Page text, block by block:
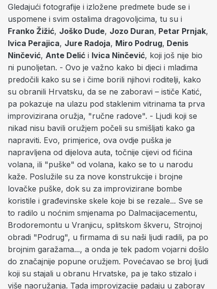
Gledajući fotografije i izložene predmete bude se i
uspomene i svim ostalima dragovoljcima, tu su i
Franko Žižić, Joško Dude, Jozo Duran, Petar Prnjak,
Ivica Perajica, Jure Radoja, Miro Podrug, Denis
Ninčević, Ante Delić i Ivica Ninčević, koji još nije bio
ni punoljetan. - Ovo je važno kako bi djeci i mladima
predočili kako su se i čime borili njihovi roditelji, kako
su obranili Hrvatsku, da se ne zaboravi – ističe Katić,
pa pokazuje na ulazu pod staklenim vitrinama ta prva
improvizirana oružja, "ručne radove". - Ljudi koji se
nikad nisu bavili oružjem počeli su smišljati kako ga
napraviti. Evo, primjerice, ova ovdje puška je
napravljena od dijelova auta, točnije cijevi od fićina
volana, ili "puške" od volana, kako se to u narodu
kaže. Poslužile su za nove konstrukcije i brojne
lovačke puške, dok su za improvizirane bombe
koristile i građevinske skele koje bi se rezale... Sve se
to radilo u noćnim smjenama po Dalmacijacementu,
Brodoremontu u Vranjicu, splitskom škveru, Strojnoj
obradi "Podrug", u firmama di su naši ljudi radili, pa po
brojnim garažama..., a onda je tek padom vojarni došlo
do značajnije popune oružjem. Povećavao se broj ljudi
koji su stajali u obranu Hrvatske, pa je tako stizalo i
više naoružanja. Tada improvizacije padaju u zaborav